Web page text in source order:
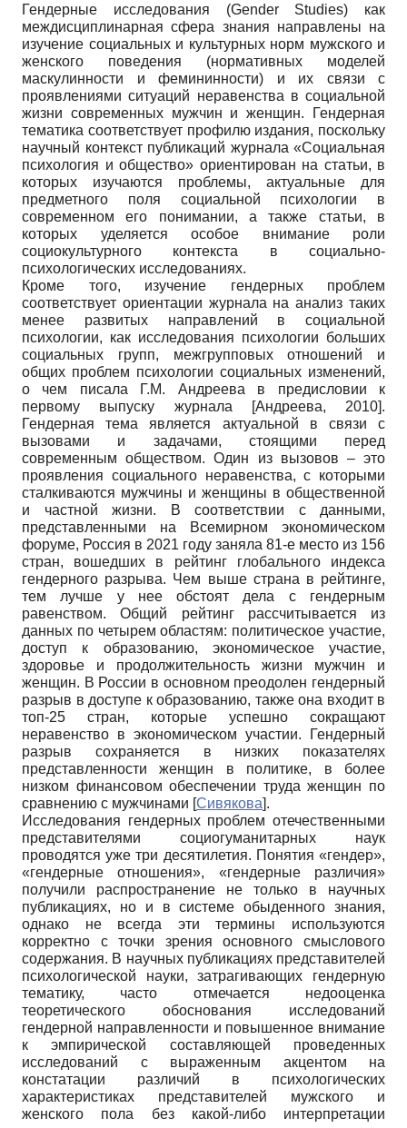
Гендерные исследования (Gender Studies) как
междисциплинарная сфера знания направлены на
изучение социальных и культурных норм мужского и
женского поведения (нормативных моделей
маскулинности и фемининности) и их связи с
проявлениями ситуаций неравенства в социальной
жизни современных мужчин и женщин. Гендерная
тематика соответствует профилю издания, поскольку
научный контекст публикаций журнала «Социальная
психология и общество» ориентирован на статьи, в
которых изучаются проблемы, актуальные для
предметного поля социальной психологии в
современном его понимании, а также статьи, в
которых уделяется особое внимание роли
социокультурного контекста в социально-
психологических исследованиях.
Кроме того, изучение гендерных проблем
соответствует ориентации журнала на анализ таких
менее развитых направлений в социальной
психологии, как исследования психологии больших
социальных групп, межгрупповых отношений и
общих проблем психологии социальных изменений,
о чем писала Г.М. Андреева в предисловии к
первому выпуску журнала
[Андреева, 2010].
Гендерная тема является актуальной в связи с
вызовами и задачами, стоящими перед
современным обществом. Один из вызовов – это
проявления социального неравенства, с которыми
сталкиваются мужчины и женщины в общественной
и частной жизни. В соответствии с данными,
представленными на Всемирном экономическом
форуме, Россия в 2021 году заняла 81-е место из 156
стран, вошедших в рейтинг глобального индекса
гендерного разрыва. Чем выше страна в рейтинге,
тем лучше у нее обстоят дела с гендерным
равенством. Общий рейтинг рассчитывается из
данных по четырем областям: политическое участие,
доступ к образованию, экономическое участие,
здоровье и продолжительность жизни мужчин и
женщин. В России в основном преодолен гендерный
разрыв в доступе к образованию, также она входит в
топ-25 стран, которые успешно сокращают
неравенство в экономическом участии. Гендерный
разрыв сохраняется в низких показателях
представленности женщин в политике, в более
низком финансовом обеспечении труда женщин по
сравнению с мужчинами [Сивякова].
Исследования гендерных проблем отечественными
представителями социогуманитарных наук
проводятся уже три десятилетия. Понятия «гендер»,
«гендерные отношения», «гендерные различия»
получили распространение не только в научных
публикациях, но и в системе обыденного знания,
однако не всегда эти термины используются
корректно с точки зрения основного смыслового
содержания. В научных публикациях представителей
психологической науки, затрагивающих гендерную
тематику, часто отмечается недооценка
теоретического обоснования исследований
гендерной направленности и повышенное внимание
к эмпирической составляющей проведенных
исследований с выраженным акцентом на
констатации различий в психологических
характеристиках представителей мужского и
женского пола без какой-либо интерпретации